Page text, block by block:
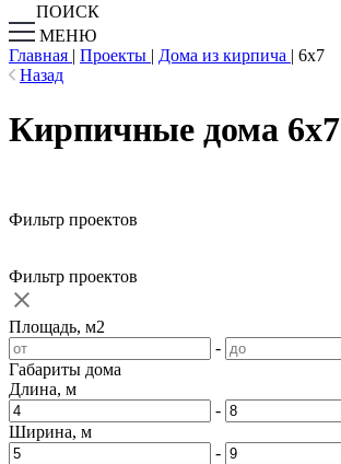
ПОИСК
МЕНЮ
Главная | Проекты | Дома из кирпича | 6х7
Назад
Кирпичные дома 6х7
Фильтр проектов
Фильтр проектов
Площадь, м2
-
Габариты дома
Длина, м
-
Ширина, м
-